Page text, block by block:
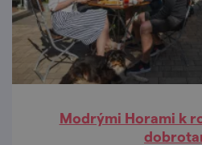
Modrými Horami k